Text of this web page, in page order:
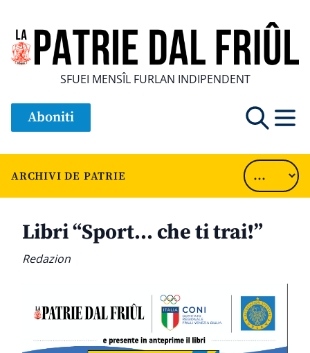
SFUEI MENSÎL FURLAN INDIPENDENT
Aboniti
ARCHIVI DE PATRIE
Libri “Sport… che ti trai!”
Redazion